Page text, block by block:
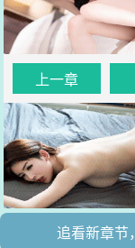
上一章
追看新章节